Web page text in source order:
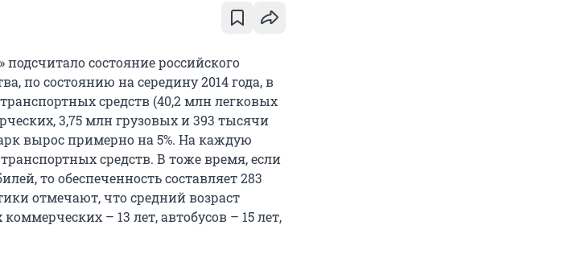
подсчитало состояние российского
по состоянию на середину 2014 года, в
средств (40,2 млн легковых
3,75 млн грузовых и 393 тысячи
вырос примерно на 5%. На каждую
средств. В тоже время, если
то обеспеченность составляет 283
отмечают, что средний возраст
– 13 лет, автобусов – 15 лет,